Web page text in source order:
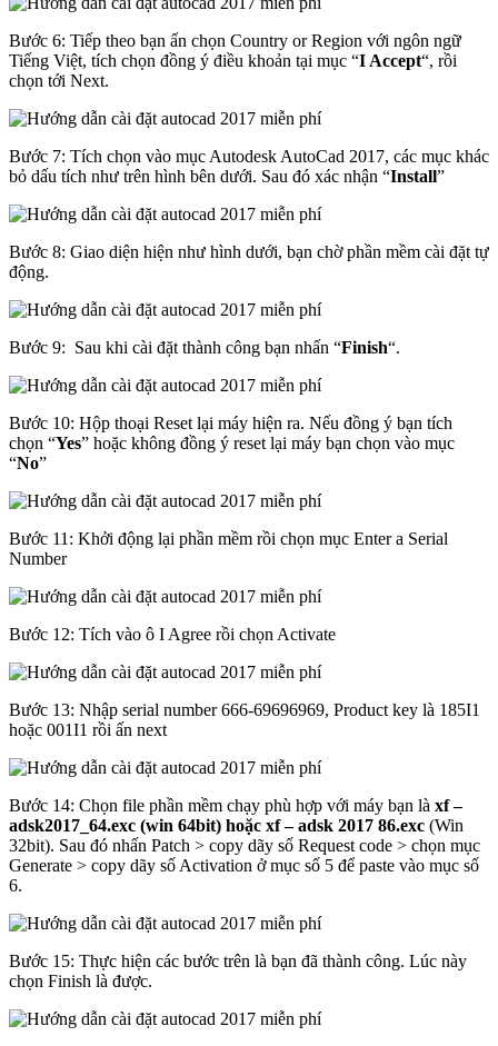
Bước 6: Tiếp theo bạn ấn chọn Country or Region với ngôn ngữ
Tiếng Việt, tích chọn đồng ý điều khoản tại mục “I Accept“, rồi
chọn tới Next.
Bước 7: Tích chọn vào mục Autodesk AutoCad 2017, các mục khác
bỏ dấu tích như trên hình bên dưới. Sau đó xác nhận “Install”
Bước 8: Giao diện hiện như hình dưới, bạn chờ phần mềm cài đặt tự
động.
Bước 9: Sau khi cài đặt thành công bạn nhấn “Finish“.
Bước 10: Hộp thoại Reset lại máy hiện ra. Nếu đồng ý bạn tích
chọn “Yes” hoặc không đồng ý reset lại máy bạn chọn vào mục
“No”
Bước 11: Khởi động lại phần mềm rồi chọn mục Enter a Serial
Number
Bước 12: Tích vào ô I Agree rồi chọn Activate
Bước 13: Nhập serial number 666-69696969, Product key là 185I1
hoặc 001I1 rồi ấn next
Bước 14: Chọn file phần mềm chạy phù hợp với máy bạn là xf –
adsk2017_64.exc (win 64bit) hoặc xf – adsk 2017 86.exc (Win
32bit). Sau đó nhấn Patch > copy dãy số Request code > chọn mục
Generate > copy dãy số Activation ở mục số 5 để paste vào mục số
6.
Bước 15: Thực hiện các bước trên là bạn đã thành công. Lúc này
chọn Finish là được.